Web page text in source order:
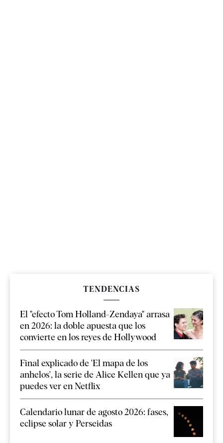
TENDENCIAS
El "efecto Tom Holland-Zendaya" arrasa
en 2026: la doble apuesta que los
convierte en los reyes de Hollywood
Final explicado de 'El mapa de los
anhelos', la serie de Alice Kellen que ya
puedes ver en Netflix
Calendario lunar de agosto 2026: fases,
eclipse solar y Perseidas